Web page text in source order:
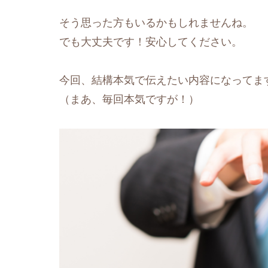
そう思った方もいるかもしれませんね。
でも大丈夫です！安心してください。
今回、結構本気で伝えたい内容になってま
（まあ、毎回本気ですが！）